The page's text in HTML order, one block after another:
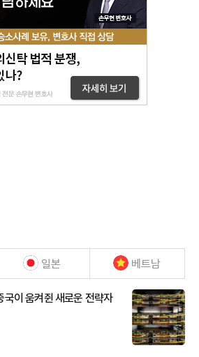
일본 베트남
이 움켜쥔 새로운 전략자